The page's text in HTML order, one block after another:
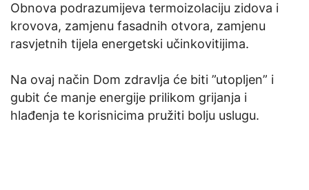
Obnova podrazumijeva termoizolaciju zidova i
krovova, zamjenu fasadnih otvora, zamjenu
rasvjetnih tijela energetski učinkovitijima.
Na ovaj način Dom zdravlja će biti ”utopljen” i
gubit će manje energije prilikom grijanja i
hlađenja te korisnicima pružiti bolju uslugu.